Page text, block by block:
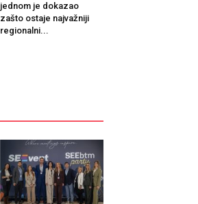
jednom je dokazao
zašto ostaje najvažniji
regionalni...